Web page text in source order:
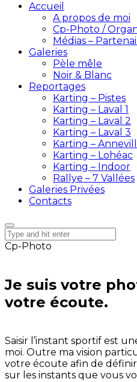
Accueil
A propos de moi
Cp-Photo /
Médias –
Galeries
Pèle mêle
Noir & Blanc
Reportages
Karting – Pistes
Karting – Laval 1
Karting – Laval 2
Karting – Laval 3
Karting –
Karting – Lohéac
Karting – Indoor
Rallye – 7 Vallées
Galeries Privées
Contacts
Cp-Photo
Je suis votre
votre écoute.
Saisir l’instant sportif est
moi. Outre ma vision
votre écoute afin de
sur les instants que vous